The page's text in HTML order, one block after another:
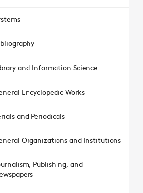
and Information Science
Encyclopedic Works
and Periodicals
Organizations and Institutions
Publishing, and